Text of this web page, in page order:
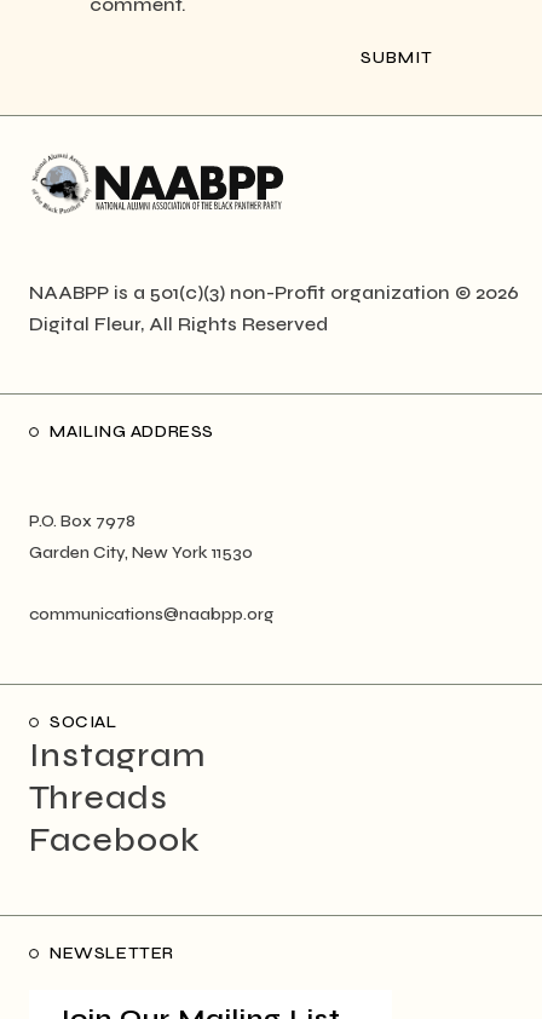
NAABPP is a 501(c)(3) non-Profit organization © 2026
Digital Fleur, All Rights Reserved
MAILING ADDRESS
P.O. Box 7978
Garden City, New York 11530
communications@naabpp.org
SOCIAL
Instagram
Threads
Facebook
NEWSLETTER